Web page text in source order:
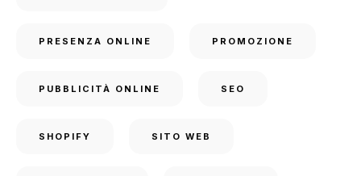
PRESENZA ONLINE PROMOZIONE
PUBBLICITÀ ONLINE SEO
SHOPIFY SITO WEB